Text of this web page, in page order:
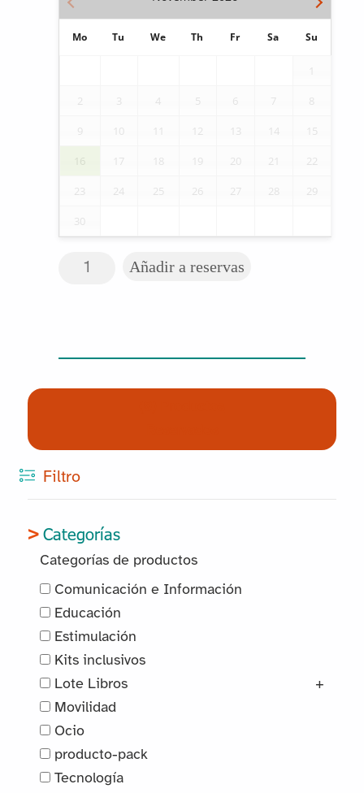
Mo Tu We Th Fr Sa Su
2 3 4 5 6 7 8
9 10 12 13 14 15
16 17 18 19 20 21 22
23 24 25 26 27 28 29
30
Elevador de WC cantidad
Añadir a reservas
Filtro
Categorías
Categorías de productos
Comunicación e Información
Educación
Estimulación
Kits inclusivos
Lote Libros
+
Movilidad
Ocio
producto-pack
Tecnología